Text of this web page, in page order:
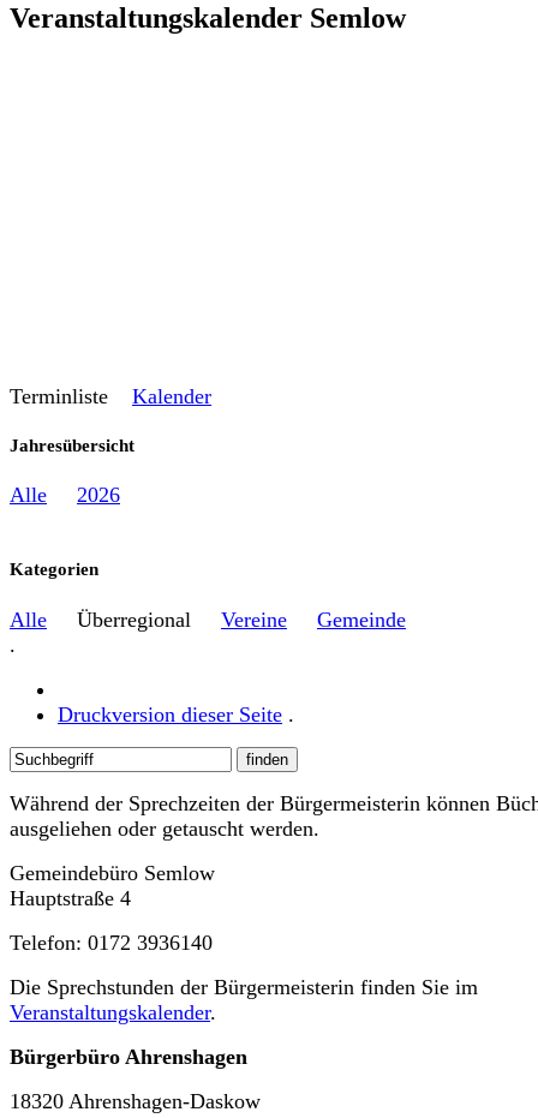
Veranstaltungskalender Semlow
Terminliste Kalender
Jahresübersicht
Alle 2026
Kategorien
Alle Überregional Vereine
Gemeinde
.
Druckversion dieser Seite .
Während der Sprechzeiten der Bürgermeisterin können
ausgeliehen oder getauscht werden.
Gemeindebüro Semlow
Hauptstraße 4
Telefon: 0172 3936140
Die Sprechstunden der Bürgermeisterin finden Sie im
Veranstaltungskalender.
Bürgerbüro Ahrenshagen
18320 Ahrenshagen-Daskow